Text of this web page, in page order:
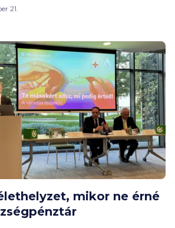
Gergely Péter, a
megtakarítások összege az év
így is meghaladta a kétmilliárd
vehető, hogy a 2025-as év új
a téren.
21.
mikor ne érné